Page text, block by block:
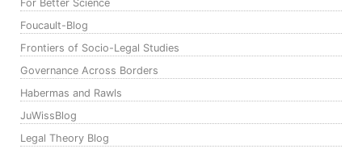
For Better Science
Foucault-Blog
Frontiers of Socio-Legal Studies
Governance Across Borders
Habermas and Rawls
JuWissBlog
Legal Theory Blog